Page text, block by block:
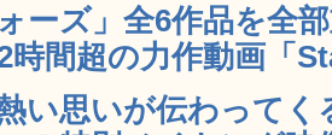
ーズ」全6作品を全
間超の力作動画「
い思いが伝わってく